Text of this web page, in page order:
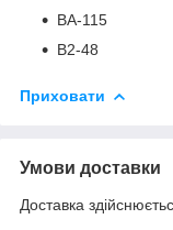
BA-115
B2-48
Приховати
Умови доставки
Доставка